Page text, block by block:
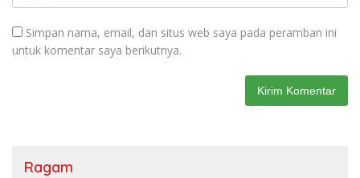
Simpan nama, email, dan situs web saya pada peramban ini
untuk komentar saya berikutnya.
Ragam